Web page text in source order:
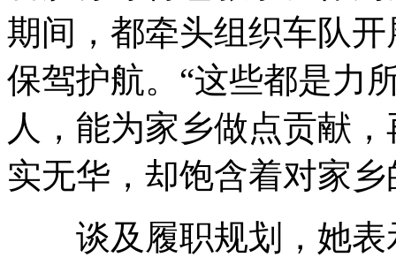
期间，都牵头组织车队
保驾护航。“这些都是力
人，能为家乡做点贡献
实无华，却饱含着对家乡
谈及履职规划，她表